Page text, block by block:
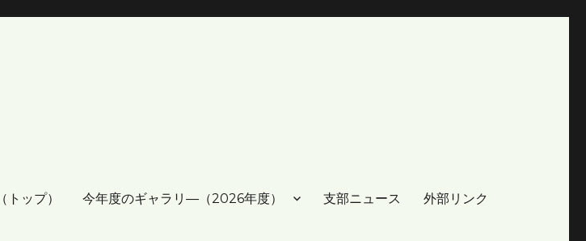
トップ） 今年度のギャラリ―（2026年度） 支部ニュース 外部リンク